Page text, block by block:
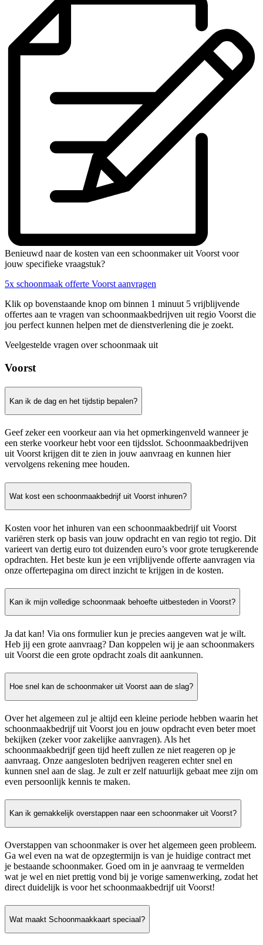
Benieuwd naar de kosten van een schoonmaker uit Voorst voor
jouw specifieke vraagstuk?
5x schoonmaak offerte Voorst aanvragen
Klik op bovenstaande knop om binnen 1 minuut 5 vrijblijvende
offertes aan te vragen van schoonmaakbedrijven uit regio Voorst die
jou perfect kunnen helpen met de dienstverlening die je zoekt.
Veelgestelde vragen over schoonmaak uit
Voorst
Kan ik de dag en het tijdstip bepalen?
Geef zeker een voorkeur aan via het opmerkingenveld wanneer je
een sterke voorkeur hebt voor een tijdsslot. Schoonmaakbedrijven
uit Voorst krijgen dit te zien in jouw aanvraag en kunnen hier
vervolgens rekening mee houden.
Wat kost een schoonmaakbedrijf uit Voorst inhuren?
Kosten voor het inhuren van een schoonmaakbedrijf uit Voorst
variëren sterk op basis van jouw opdracht en van regio tot regio. Dit
varieert van dertig euro tot duizenden euro’s voor grote terugkerende
opdrachten. Het beste kun je een vrijblijvende offerte aanvragen via
onze offertepagina om direct inzicht te krijgen in de kosten.
Kan ik mijn volledige schoonmaak behoefte uitbesteden in Voorst?
Ja dat kan! Via ons formulier kun je precies aangeven wat je wilt.
Heb jij een grote aanvraag? Dan koppelen wij je aan schoonmakers
uit Voorst die een grote opdracht zoals dit aankunnen.
Hoe snel kan de schoonmaker uit Voorst aan de slag?
Over het algemeen zul je altijd een kleine periode hebben waarin het
schoonmaakbedrijf uit Voorst jou en jouw opdracht even beter moet
bekijken (zeker voor zakelijke aanvragen). Als het
schoonmaakbedrijf geen tijd heeft zullen ze niet reageren op je
aanvraag. Onze aangesloten bedrijven reageren echter snel en
kunnen snel aan de slag. Je zult er zelf natuurlijk gebaat mee zijn om
even persoonlijk kennis te maken.
Kan ik gemakkelijk overstappen naar een schoonmaker uit Voorst?
Overstappen van schoonmaker is over het algemeen geen probleem.
Ga wel even na wat de opzegtermijn is van je huidige contract met
je bestaande schoonmaker. Goed om in je aanvraag te vermelden
wat je wel en niet prettig vond bij je vorige samenwerking, zodat het
direct duidelijk is voor het schoonmaakbedrijf uit Voorst!
Wat maakt Schoonmaakkaart speciaal?